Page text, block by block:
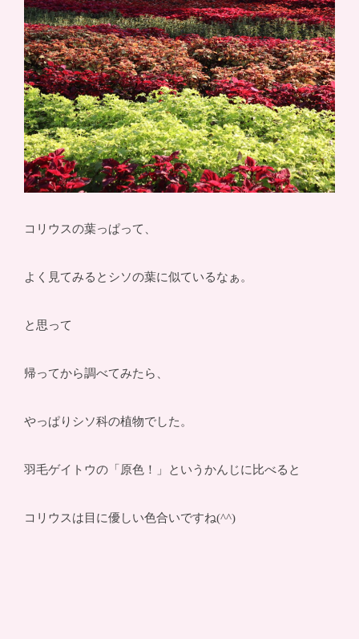
コリウスの葉っぱって、
よく見てみるとシソの葉に似ているなぁ。
と思って
帰ってから調べてみたら、
やっぱりシソ科の植物でした。
羽毛ゲイトウの「原色！」というかんじに比べると
コリウスは目に優しい色合いですね(^^)